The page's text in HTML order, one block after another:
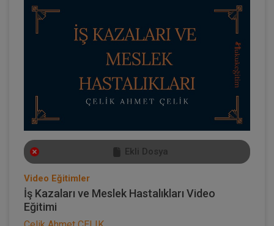
Ekli Dosya
Video Eğitimler
İş Kazaları ve Meslek Hastalıkları Video
Eğitimi